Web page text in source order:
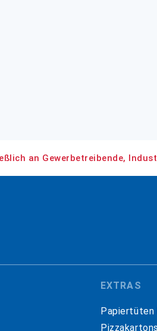
an Gewerbetreibende,
EXTRAS
Papiertüten